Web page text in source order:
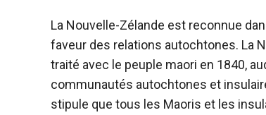
La Nouvelle-Zélande est reconnue
faveur des relations autochtones. La
traité avec le peuple maori en 1840,
communautés autochtones et
stipule que tous les Maoris et les